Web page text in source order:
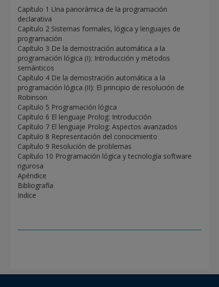
Capítulo 1 Una panorámica de la programación
declarativa
Capítulo 2 Sistemas formales, lógica y lenguajes de
programación
Capítulo 3 De la demostración automática a la
programación lógica (I): Introducción y métodos
semánticos
Capítulo 4 De la demostración automática a la
programación lógica (II): El principio de resolución de
Robinson
Capítulo 5 Programación lógica
Capítulo 6 El lenguaje Prolog: Introducción
Capítulo 7 El lenguaje Prolog: Aspectos avanzados
Capítulo 8 Representación del conocimiento
Capítulo 9 Resolución de problemas
Capítulo 10 Programación lógica y tecnología software
rigurosa
Apéndice
Bibliografía
Indice